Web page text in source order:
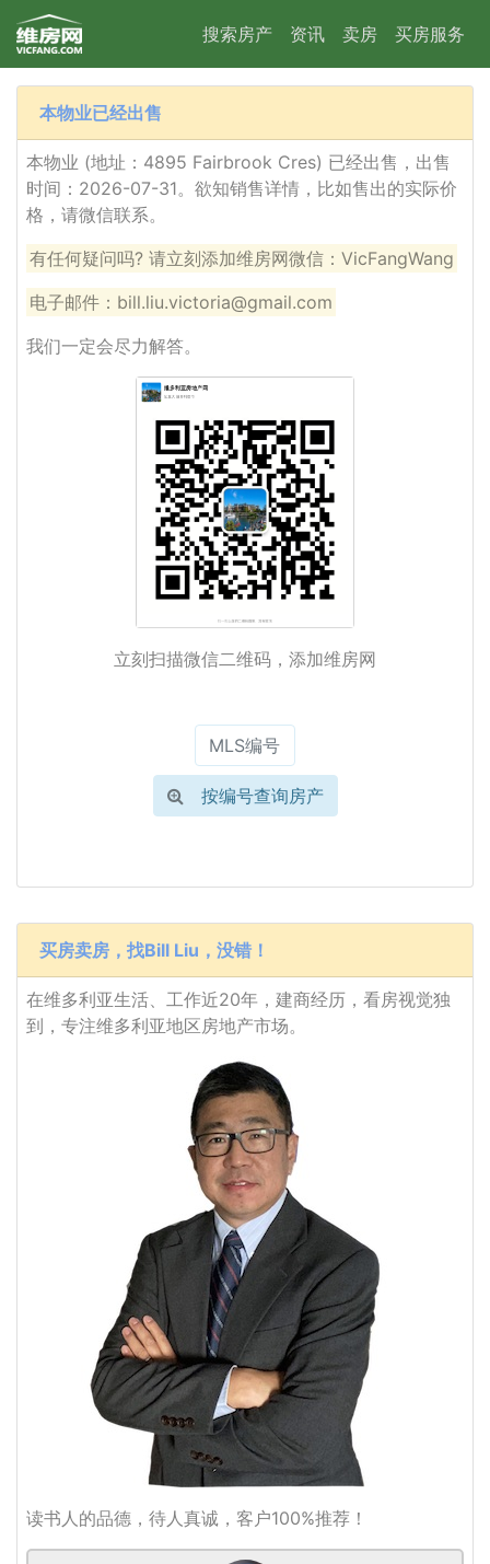
搜索房产 资讯 卖房 买房服务
本物业已经出售
本物业 (地址：4895 Fairbrook Cres) 已经出售，出售
时间：2026-07-31。欲知销售详情，比如售出的实际价
格，请微信联系。
有任何疑问吗? 请立刻添加维房网微信：VicFangWang
电子邮件：bill.liu.victoria@gmail.com
我们一定会尽力解答。
立刻扫描微信二维码，添加维房网
按编号查询房产
买房卖房，找Bill Liu，没错！
在维多利亚生活、工作近20年，建商经历，看房视觉独
到，专注维多利亚地区房地产市场。
读书人的品德，待人真诚，客户100%推荐！